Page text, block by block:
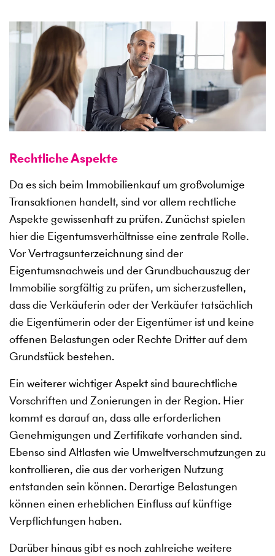
Rechtliche Aspekte
Da es sich beim Immobilienkauf um großvolumige
Transaktionen handelt, sind vor allem rechtliche
Aspekte gewissenhaft zu prüfen. Zunächst spielen
hier die Eigentumsverhältnisse eine zentrale Rolle.
Vor Vertragsunterzeichnung sind der
Eigentumsnachweis und der Grundbuchauszug der
Immobilie sorgfältig zu prüfen, um sicherzustellen,
dass die Verkäuferin oder der Verkäufer tatsächlich
die Eigentümerin oder der Eigentümer ist und keine
offenen Belastungen oder Rechte Dritter auf dem
Grundstück bestehen.
Ein weiterer wichtiger Aspekt sind baurechtliche
Vorschriften und Zonierungen in der Region. Hier
kommt es darauf an, dass alle erforderlichen
Genehmigungen und Zertifikate vorhanden sind.
Ebenso sind Altlasten wie Umweltverschmutzungen zu
kontrollieren, die aus der vorherigen Nutzung
entstanden sein können. Derartige Belastungen
können einen erheblichen Einfluss auf künftige
Verpflichtungen haben.
Darüber hinaus gibt es noch zahlreiche weitere